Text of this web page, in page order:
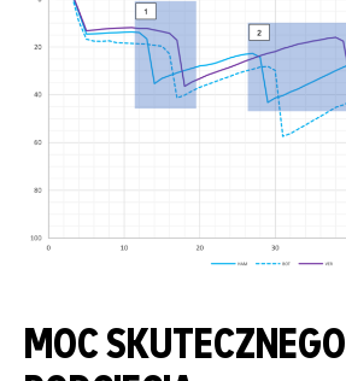
MOC SKUTECZNEGO